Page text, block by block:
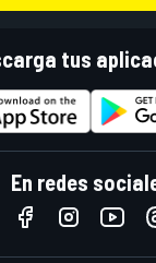
tus
En redes